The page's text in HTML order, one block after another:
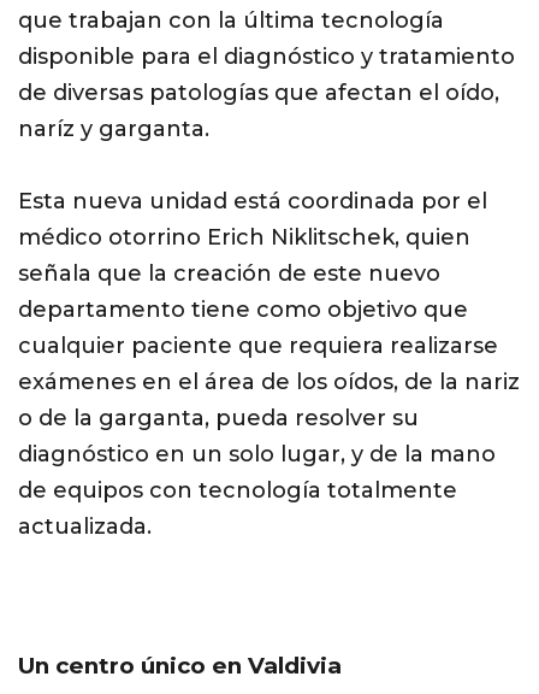
que trabajan con la última tecnología
disponible para el diagnóstico y tratamiento
de diversas patologías que afectan el oído,
naríz y garganta.
Esta nueva unidad está coordinada por el
médico otorrino Erich Niklitschek, quien
señala que la creación de este nuevo
departamento tiene como objetivo que
cualquier paciente que requiera realizarse
exámenes en el área de los oídos, de la nariz
o de la garganta, pueda resolver su
diagnóstico en un solo lugar, y de la mano
de equipos con tecnología totalmente
actualizada.
Un centro único en Valdivia